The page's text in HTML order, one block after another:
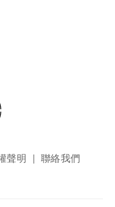
聲明 聯絡我們